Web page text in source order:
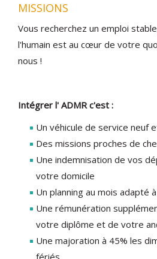
MISSIONS
Vous recherchez un emploi
l'humain est au cœur de votre
nous !
Intégrer l' ADMR c'est :
Un véhicule de service neuf
Des missions proches de
Une indemnisation de vos
votre domicile
Un planning au mois adapté
Une rémunération
votre diplôme et de votre
Une majoration à 45% les
fériés